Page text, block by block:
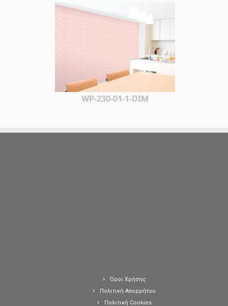
WP-230-01-1-DIM
Όροι Χρήσης
Πολιτική Απορρήτου
Πολιτική Cookies